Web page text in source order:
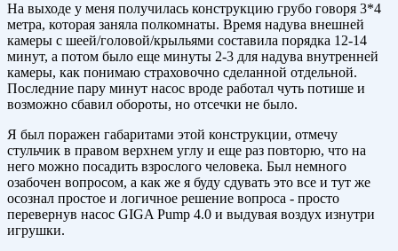
На выходе у меня получилась конструкцию грубо говоря 3*4
метра, которая заняла полкомнаты. Время надува внешней
камеры с шеей/головой/крыльями составила порядка 12-14
минут, а потом было еще минуты 2-3 для надува внутренней
камеры, как понимаю страховочно сделанной отдельной.
Последние пару минут насос вроде работал чуть потише и
возможно сбавил обороты, но отсечки не было.
Я был поражен габаритами этой конструкции, отмечу
стульчик в правом верхнем углу и еще раз повторю, что на
него можно посадить взрослого человека. Был немного
озабочен вопросом, а как же я буду сдувать это все и тут же
осознал простое и логичное решение вопроса - просто
перевернув насос GIGA Pump 4.0 и выдувая воздух изнутри
игрушки.